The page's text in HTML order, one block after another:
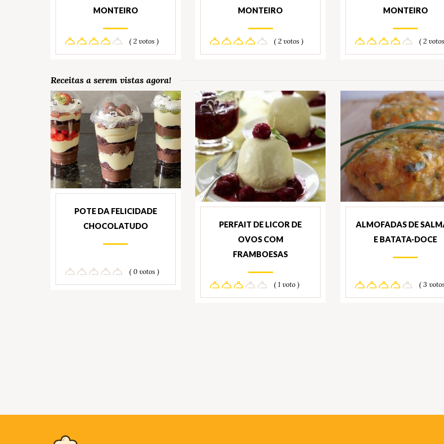
MONTEIRO
( 2 votos )
MONTEIRO
( 2 votos )
MONTEIRO
( 2
Receitas a serem vistas agora!
POTE DA FELICIDADE
CHOCOLATUDO
( 0 votos )
PERFAIT DE LICOR DE
OVOS COM
FRAMBOESAS
( 1 voto )
ALMOFADAS DE
E BATATA-DOCE
( 3